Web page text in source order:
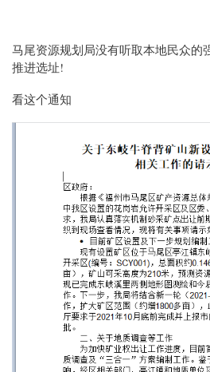
马尾资源规划局没有听取本地民众的
推进选址!
看这个通知